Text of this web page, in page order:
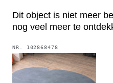
Dit object is niet meer
nog veel meer te
NR. 102868478